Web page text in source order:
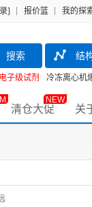
] 报价篮 我的探
搜索 结
电子级试剂 冷冻离心机
清仓大促
NEW
关